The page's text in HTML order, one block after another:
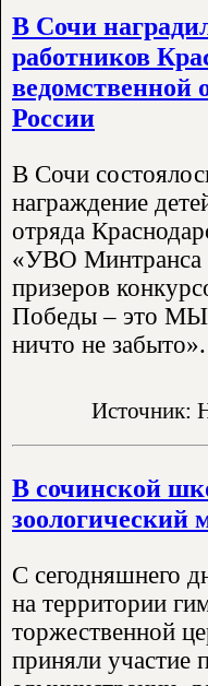
В Сочи
работников
ведомственной
России
В Сочи
награждение
отряда
«УВО Минтранса
призеров
Победы – это
ничто не забыто».
Источник:
В сочинской
зоологический
С сегодняшнего
на территории
торжественной
приняли участие